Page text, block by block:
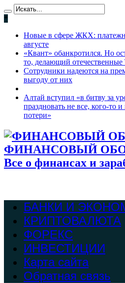
*
Новые в сфере ЖКХ:
августе
«Квант» обанкротился. Но
то, делающий
Сотрудники надеются на
выгоду от них
Алтай вступил «в битву за
праздновать не все, кого-то
потери»
ФИНАНСОВЫЙ
Все о финансах и
БАНКИ И
КРИПТОВАЛЮТА
ФОРЕКС
ИНВЕСТИЦИИ
Карта сайта
Обратная связь